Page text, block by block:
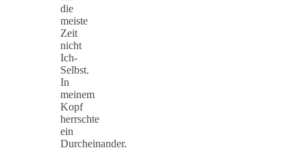
die
meiste
Zeit
nicht
Ich-
Selbst.
In
meinem
Kopf
herrschte
ein
Durcheinander.